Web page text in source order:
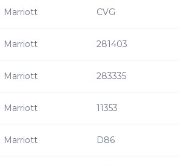
Marriott CVG
Marriott 281403
Marriott 283335
Marriott 11353
Marriott D86